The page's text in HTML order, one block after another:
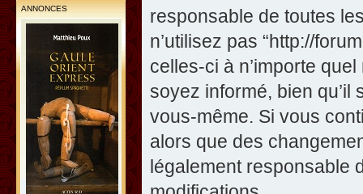
ANNONCES
responsable de toutes
n’utilisez pas “http://
celles-ci à n’importe
soyez informé, bien
vous-même. Si vous
alors que des
légalement responsable